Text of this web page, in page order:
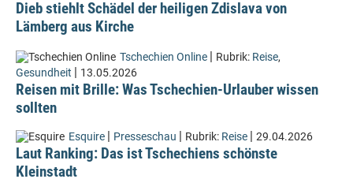
Dieb stiehlt Schädel der heiligen Zdislava von
Lämberg aus Kirche
Tschechien Online | Rubrik: Reise,
Gesundheit | 13.05.2026
Reisen mit Brille: Was Tschechien-Urlauber wissen
sollten
Esquire | Presseschau | Rubrik: Reise | 29.04.2026
Laut Ranking: Das ist Tschechiens schönste
Kleinstadt